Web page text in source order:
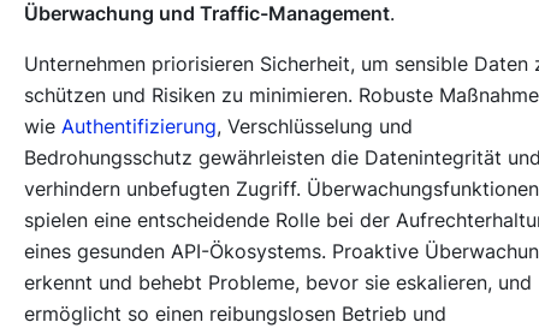
Überwachung und Traffic-Management.
Unternehmen priorisieren Sicherheit, um sensible Daten
schützen und Risiken zu minimieren. Robuste
wie Authentifizierung, Verschlüsselung und
Bedrohungsschutz gewährleisten die Datenintegrität
verhindern unbefugten Zugriff. Überwachungsfunktionen
spielen eine entscheidende Rolle bei der
eines gesunden API-Ökosystems. Proaktive
erkennt und behebt Probleme, bevor sie eskalieren, und
ermöglicht so einen reibungslosen Betrieb und